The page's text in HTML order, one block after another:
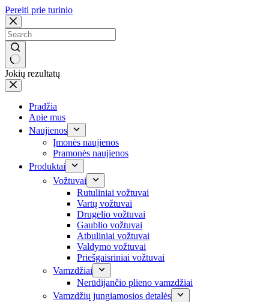
Pereiti prie turinio
Jokių rezultatų
Pradžia
Apie mus
Naujienos
Įmonės naujienos
Pramonės naujienos
Produktai
Vožtuvai
Rutuliniai vožtuvai
Vartų vožtuvai
Drugelio vožtuvai
Gaublio vožtuvai
Atbuliniai vožtuvai
Valdymo vožtuvai
Priešgaisriniai vožtuvai
Vamzdžiai
Nerūdijančio plieno vamzdžiai
Vamzdžių jungiamosios detalės